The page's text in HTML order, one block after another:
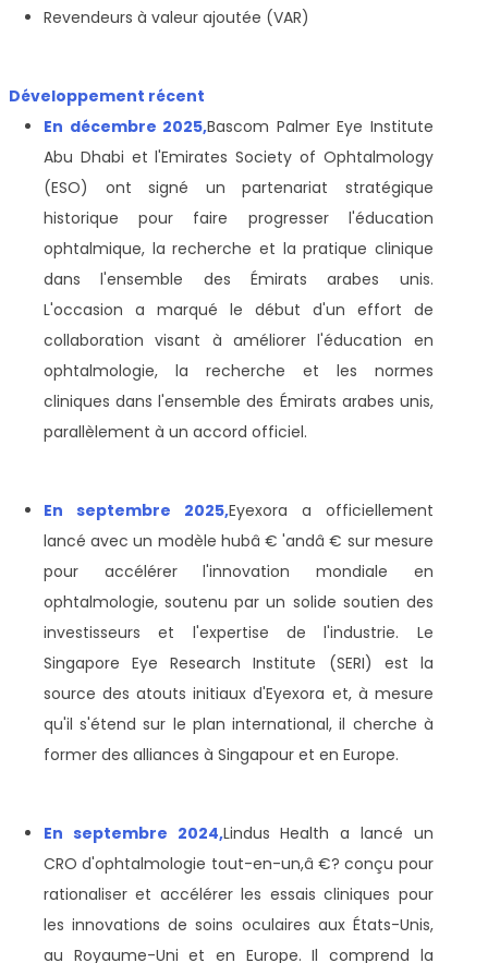
Revendeurs à valeur ajoutée (VAR)
Développement récent
En décembre 2025,Bascom Palmer Eye Institute
Abu Dhabi et l'Emirates Society of Ophtalmology
(ESO) ont signé un partenariat stratégique
historique pour faire progresser l'éducation
ophtalmique, la recherche et la pratique clinique
dans l'ensemble des Émirats arabes unis.
L'occasion a marqué le début d'un effort de
collaboration visant à améliorer l'éducation en
ophtalmologie, la recherche et les normes
cliniques dans l'ensemble des Émirats arabes unis,
parallèlement à un accord officiel.
En septembre 2025,Eyexora a officiellement
lancé avec un modèle hubâ € 'andâ € sur mesure
pour accélérer l'innovation mondiale en
ophtalmologie, soutenu par un solide soutien des
investisseurs et l'expertise de l'industrie. Le
Singapore Eye Research Institute (SERI) est la
source des atouts initiaux d'Eyexora et, à mesure
qu'il s'étend sur le plan international, il cherche à
former des alliances à Singapour et en Europe.
En septembre 2024,Lindus Health a lancé un
CRO d'ophtalmologie tout-en-un,â €? conçu pour
rationaliser et accélérer les essais cliniques pour
les innovations de soins oculaires aux États-Unis,
au Royaume-Uni et en Europe. Il comprend la